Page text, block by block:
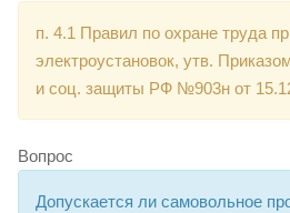
п. 4.1 Правил по охране труда
электроустановок, утв.
и соц. защиты РФ №903н от
Вопрос
Допускается ли самовольное